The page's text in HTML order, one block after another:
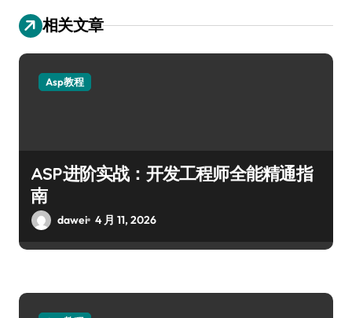
相关文章
Asp教程
ASP进阶实战：开发工程师全能精通指
南
dawei 4 月 11, 2026